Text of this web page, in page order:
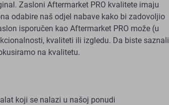
Zasloni Aftermarket PRO kvalitete imaju
odabire naš odjel nabave kako bi zadovoljio
isporučen kao Aftermarket PRO može (u
kvaliteti ili izgledu. Da biste saznali
na kvalitetu.
koji se nalazi u našoj ponudi